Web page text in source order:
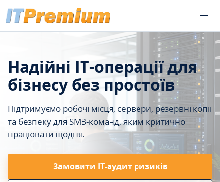
Надійні IT-операції для
бізнесу без простоїв
Підтримуємо робочі місця, сервери, резервні копії
та безпеку для SMB-команд, яким критично
працювати щодня.
Замовити ІТ-аудит ризиків